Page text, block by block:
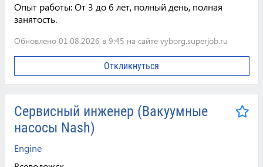
Опыт работы:От 3 до 6 лет, полный день, полная
занятость.
Обновлено 01.08.2026 в 9:45 на сайте vyborg.superjob.ru
Откликнуться
Сервисный инженер (Вакуумные
насосы Nash)
Engine